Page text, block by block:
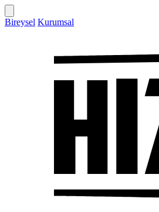
Bireysel Kurumsal